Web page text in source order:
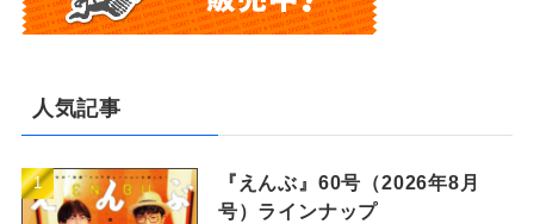
人気記事
『えんぶ』60号（2026年8月
号）ラインナップ